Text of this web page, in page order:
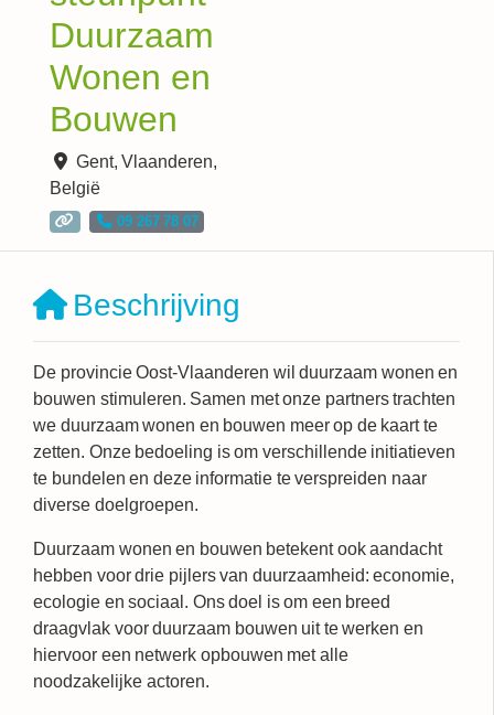
Duurzaam
Wonen en
Bouwen
Gent, Vlaanderen,
België
09 267 78 07
Beschrijving
De provincie Oost-Vlaanderen wil duurzaam wonen en
bouwen stimuleren. Samen met onze partners trachten
we duurzaam wonen en bouwen meer op de kaart te
zetten. Onze bedoeling is om verschillende initiatieven
te bundelen en deze informatie te verspreiden naar
diverse doelgroepen.
Duurzaam wonen en bouwen betekent ook aandacht
hebben voordrie pijlersvan duurzaamheid: economie,
ecologie en sociaal. Ons doel is om een breed
draagvlak voor duurzaam bouwen uit te werken en
hiervoor een netwerk opbouwen met alle
noodzakelijke actoren.